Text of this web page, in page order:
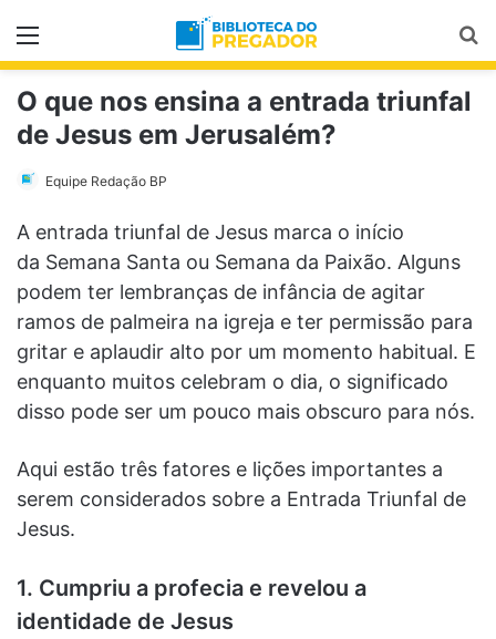
Menu
O que nos ensina a entrada triunfal
de Jesus em Jerusalém?
Equipe Redação BP
A entrada triunfal de Jesus marca o início
da Semana Santa ou Semana da Paixão. Alguns
podem ter lembranças de infância de agitar
ramos de palmeira na igreja e ter permissão para
gritar e aplaudir alto por um momento habitual. E
enquanto muitos celebram o dia, o significado
disso pode ser um pouco mais obscuro para nós.
Aqui estão três fatores e lições importantes a
serem considerados sobre a Entrada Triunfal de
Jesus.
1. Cumpriu a profecia e revelou a
identidade de Jesus